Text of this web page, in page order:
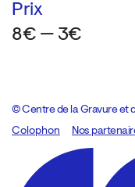
Prix
8€ — 3€
© Centre de la Gravure et
Colophon
Design:Marcel Kaczmarek
Nos